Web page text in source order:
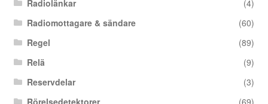
Radiolänkar
(4)
Radiomottagare & sändare
(60)
Regel
(89)
Relä
(9)
Reservdelar
(3)